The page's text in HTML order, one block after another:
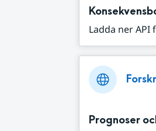
Ladda ner
Prognoser